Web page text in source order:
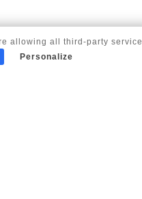
allowing all third-party
Personalize